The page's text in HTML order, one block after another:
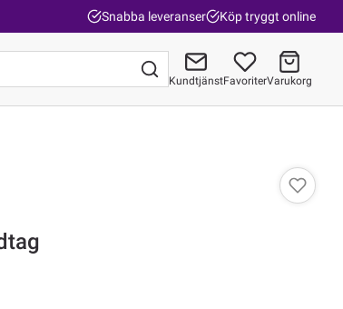
Snabba leveranser Köp tryggt online
KundtjänstFavoriterVarukorg